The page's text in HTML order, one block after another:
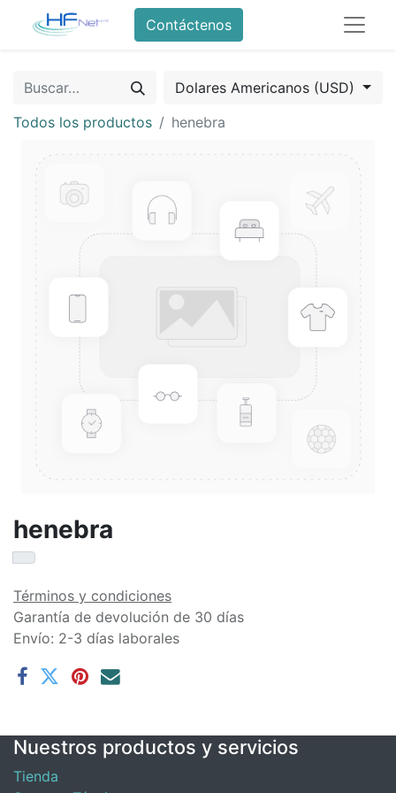
Contáctenos
Dolares Americanos (USD)
Todos los productos
henebra
henebra
Términos y condiciones
Garantía de devolución de 30 días
Envío: 2-3 días laborales
Nuestros productos y servicios
Tienda